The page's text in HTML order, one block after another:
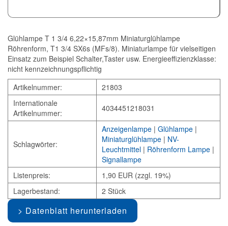
Glühlampe T 1 3/4 6,22×15,87mm Miniaturglühlampe
Röhrenform, T1 3/4 SX6s (MFs/8). Miniaturlampe für vielseitigen
Einsatz zum Beispiel Schalter,Taster usw. Energieeffizienzklasse:
nicht kennzeichnungspflichtig
Artikelnummer:
21803
Internationale
Artikelnummer:
4034451218031
Schlagwörter:
Anzeigenlampe | Glühlampe |
Miniaturglühlampe | NV-
Leuchtmittel | Röhrenform Lampe |
Signallampe
Listenpreis:
1,90 EUR (zzgl. 19%)
Lagerbestand:
2 Stück
Datenblatt herunterladen